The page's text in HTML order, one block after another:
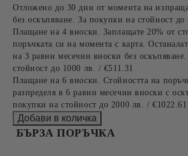
Отложено до 30 дни от момента на
без оскъпяване. За покупки на стойност
Плащане на 4 вноски. Заплащате 20% от
поръчката си на момента с карта.
на 3 равни месечни вноски без
стойност до 1000 лв. / €511.31
Плащане на 6 вноски. Стойността на
разпределя в 6 равни месечни вноски с
покупки на стойност до 2000 лв. / €1022.61
БЪРЗА ПОРЪЧКА